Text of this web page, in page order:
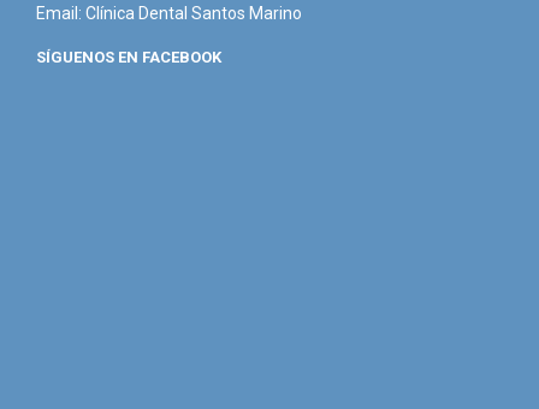
Email: Clínica Dental Santos Marino
SÍGUENOS EN FACEBOOK